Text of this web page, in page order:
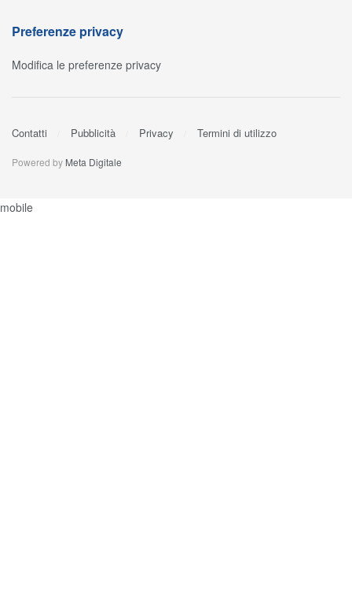
Preferenze privacy
Modifica le preferenze privacy
Contatti Pubblicità Privacy Termini di utilizzo
Powered by Meta Digitale